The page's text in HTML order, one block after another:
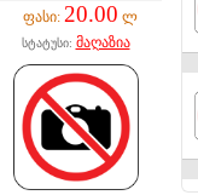
ფასი: 20.00 ლ
სტატუსი: მაღაზია